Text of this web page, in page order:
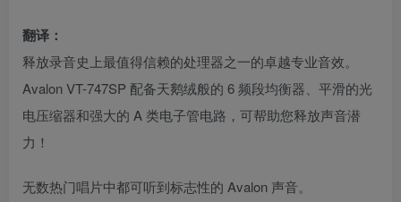
翻译：
释放录音史上最值得信赖的处理器之一的卓越专业音效。
Avalon VT-747SP 配备天鹅绒般的 6 频段均衡器、平滑的光
电压缩器和强大的 A 类电子管电路，可帮助您释放声音潜
力！
无数热门唱片中都可听到标志性的 Avalon 声音。